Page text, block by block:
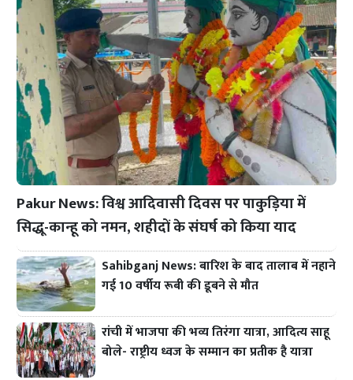
Pakur News: विश्व आदिवासी दिवस पर पाकुड़िया में
सिद्धू-कान्हू को नमन, शहीदों के संघर्ष को किया याद
Sahibganj News: बारिश के बाद तालाब में नहाने
गई 10 वर्षीय रूबी की डूबने से मौत
रांची में भाजपा की भव्य तिरंगा यात्रा, आदित्य साहू
बोले- राष्ट्रीय ध्वज के सम्मान का प्रतीक है यात्रा